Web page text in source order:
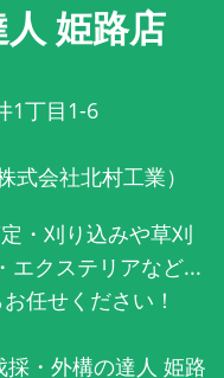
姫路店
1丁目1-6
会社北村工業）
・刈り込みや草刈
エクステリアなど...
任せください！
・外構の達人 姫路